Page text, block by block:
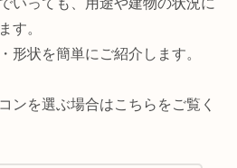
いっても、用途や建物の状況に
す。
形状を簡単にご紹介します。
ンを選ぶ場合はこちらをご覧く